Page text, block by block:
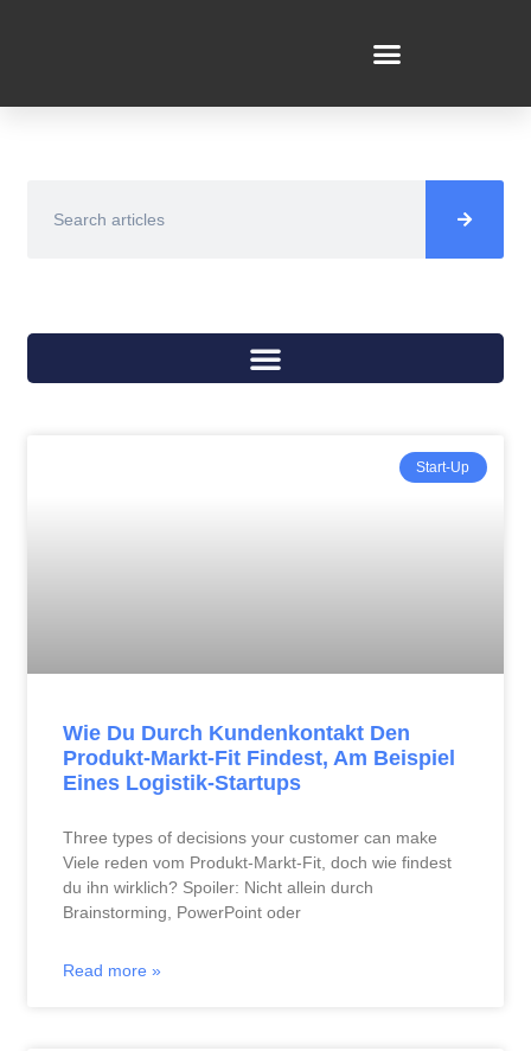
Start-Up
Wie Du Durch Kundenkontakt Den
Produkt-Markt-Fit Findest, Am Beispiel
Eines Logistik-Startups
Three types of decisions your customer can make
Viele reden vom Produkt-Markt-Fit, doch wie findest
du ihn wirklich? Spoiler: Nicht allein durch
Brainstorming, PowerPoint oder
Read more »